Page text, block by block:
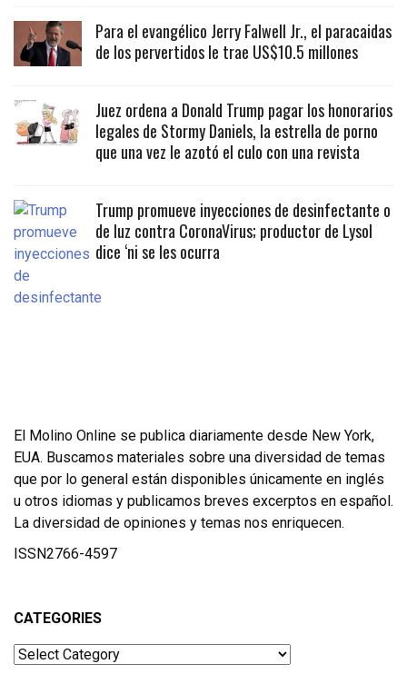
Para el evangélico Jerry Falwell Jr., el paracaidas
de los pervertidos le trae US$10.5 millones
Juez ordena a Donald Trump pagar los honorarios
legales de Stormy Daniels, la estrella de porno
que una vez le azotó el culo con una revista
Trump promueve inyecciones de desinfectante o
de luz contra CoronaVirus; productor de Lysol
dice ‘ni se les ocurra
El Molino Online se publica diariamente desde New York,
EUA. Buscamos materiales sobre una diversidad de temas
que por lo general están disponibles únicamente en inglés
u otros idiomas y publicamos breves excerptos en español.
La diversidad de opiniones y temas nos enriquecen.
ISSN2766-4597
CATEGORIES
Categories